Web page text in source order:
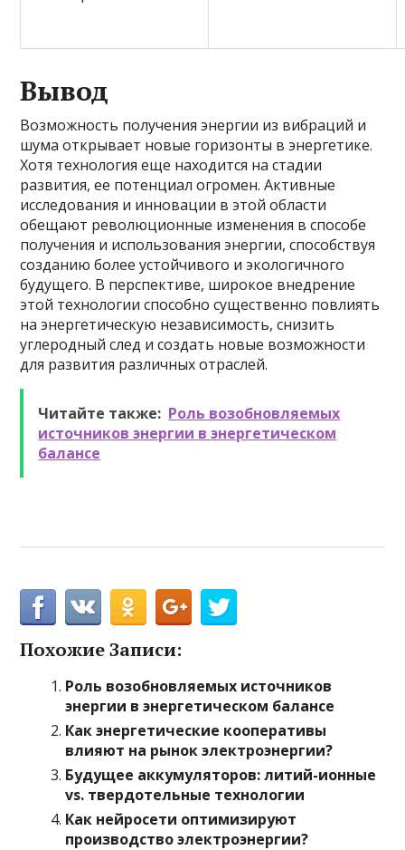
Вывод
Возможность получения энергии из вибраций и
шума открывает новые горизонты в энергетике.
Хотя технология еще находится на стадии
развития, ее потенциал огромен. Активные
исследования и инновации в этой области
обещают революционные изменения в способе
получения и использования энергии, способствуя
созданию более устойчивого и экологичного
будущего. В перспективе, широкое внедрение
этой технологии способно существенно повлиять
на энергетическую независимость, снизить
углеродный след и создать новые возможности
для развития различных отраслей.
Читайте также: Роль возобновляемых
источников энергии в энергетическом
балансе
Похожие Записи:
Роль возобновляемых источников
энергии в энергетическом балансе
Как энергетические кооперативы
влияют на рынок электроэнергии?
Будущее аккумуляторов: литий-ионные
vs. твердотельные технологии
Как нейросети оптимизируют
производство электроэнергии?